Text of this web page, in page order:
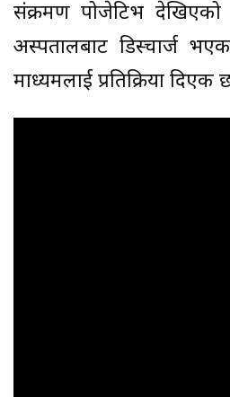
संक्रमण पोजेटिभ देखिएको
अस्पतालबाट डिस्चार्ज
माध्यमलाई प्रतिक्रिया दिएकी